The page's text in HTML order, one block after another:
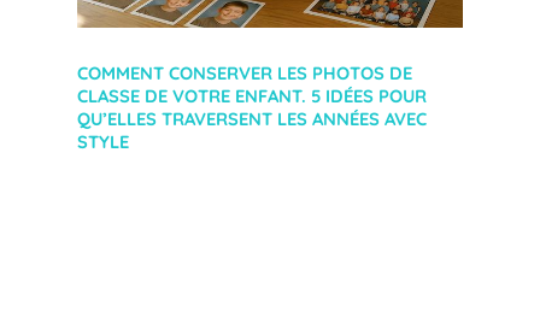
COMMENT CONSERVER LES PHOTOS DE
CLASSE DE VOTRE ENFANT. 5 IDÉES POUR
QU’ELLES TRAVERSENT LES ANNÉES AVEC
STYLE